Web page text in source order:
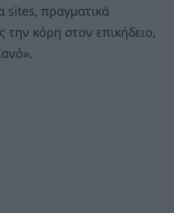
sites, πραγματικά
την κόρη στον επικήδειο,